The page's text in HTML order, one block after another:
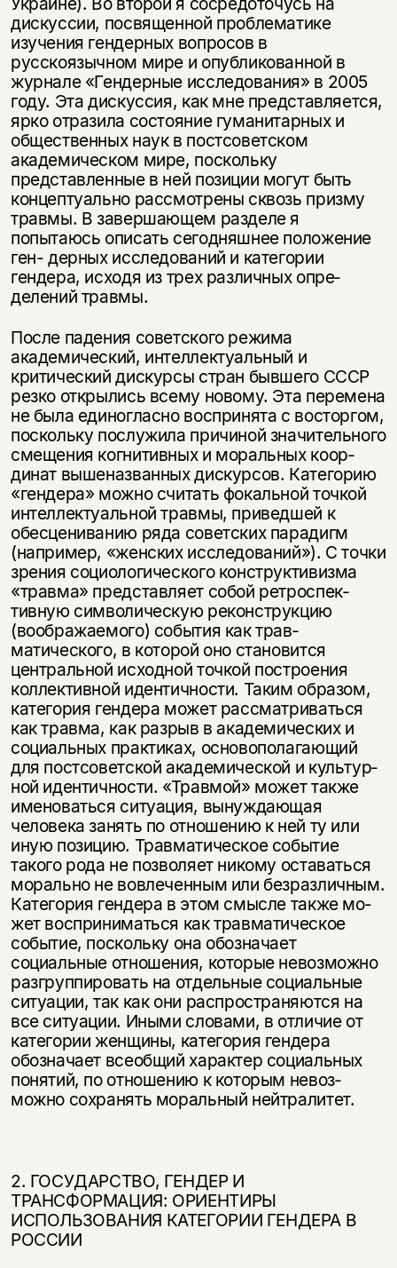
дискуссии, посвященной проблема­тике
изучения гендерных вопросов в
русскоязычном мире и опубликованной в
журнале «Гендерные исследования» в 2005
году. Эта дискуссия, как мне представляется,
ярко отразила состояние гуманитарных и
общественных наук в постсоветском
академическом мире, поскольку
представленные в ней позиции могут быть
концептуально рассмотрены сквозь призму
травмы. В завершающем разделе я
попытаюсь описать сегодняшнее положение
ген- дерных исследований и категории
гендера, исходя из трех различных опре­
делений травмы.
После падения советского режима
академический, интеллектуальный и
критический дискурсы стран бывшего СССР
резко открылись всему новому. Эта перемена
не была единогласно воспринята с восторгом,
поскольку по­служила причиной значительного
смещения когнитивных и моральных коор­
динат вышеназванных дискурсов. Категорию
«гендера» можно считать фо­кальной точкой
интеллектуальной травмы, приведшей к
обесцениванию ряда советских парадигм
(например, «женских исследований»). С точки
зрения социологического конструктивизма
«травма» представляет собой ретроспек­
тивную символическую реконструкцию
(воображаемого) события как трав­
матического, в которой оно становится
центральной исходной точкой по­строения
коллективной идентичности. Таким образом,
категория гендера мо­жет рассматриваться
как травма, как разрыв в академических и
социальных практиках, основополагающий
для постсоветской академической и культур­
ной идентичности. «Травмой» может также
именоваться ситуация, вынуж­дающая
человека занять по отношению к ней ту или
иную позицию. Травма­тическое событие
такого рода не позволяет никому оставаться
морально не вовлеченным или безразличным.
Категория гендера в этом смысле также мо­
жет восприниматься как травматическое
событие, поскольку она обозначает
социальные отношения, которые невозможно
разгруппировать на отдельные социальные
ситуации, так как они распространяются на
все ситуации. Ины­ми словами, в отличие от
категории женщины, категория гендера
обозначает всеобщий характер социальных
понятий, по отношению к которым невоз­
можно сохранять моральный нейтралитет.
2. ГОСУДАРСТВО, ГЕНДЕР И
ТРАНСФОРМАЦИЯ: ОРИЕНТИРЫ
ИСПОЛЬЗОВАНИЯ КАТЕГОРИИ ГЕНДЕРА В
РОССИИ